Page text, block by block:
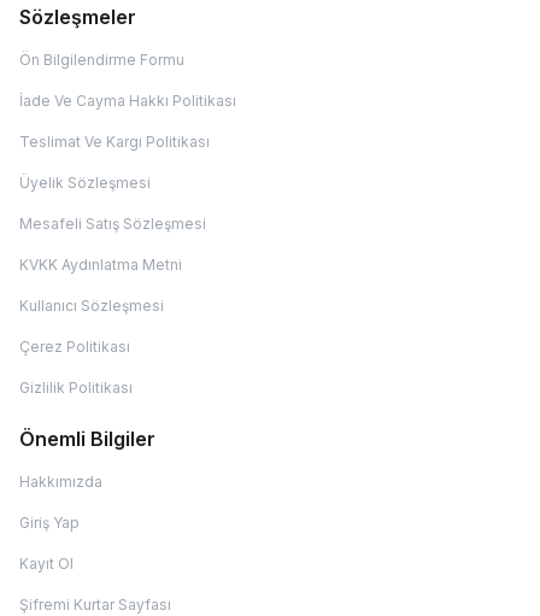
Sözleşmeler
Ön Bilgilendirme Formu
İade Ve Cayma Hakkı Politikası
Teslimat Ve Kargı Politikası
Üyelik Sözleşmesi
Mesafeli Satış Sözleşmesi
KVKK Aydınlatma Metni
Kullanıcı Sözleşmesi
Çerez Politikası
Gizlilik Politikası
Önemli Bilgiler
Hakkımızda
Giriş Yap
Kayıt Ol
Şifremi Kurtar Sayfası